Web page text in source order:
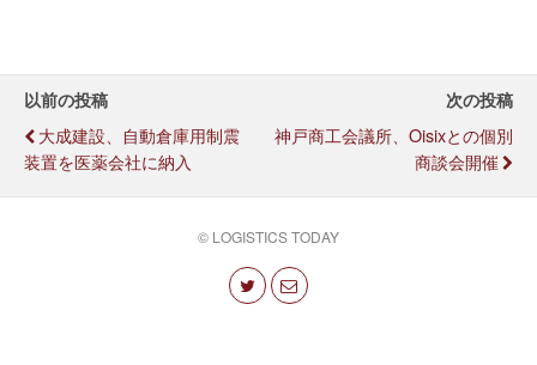
以前の投稿
大成建設、自動倉庫用制震
装置を医薬会社に納入
次の投稿
神戸商工会議所、Oisixとの個別
商談会開催
© LOGISTICS TODAY